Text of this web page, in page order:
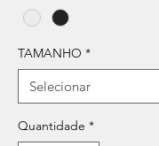
TAMANHO *
Quantidade *